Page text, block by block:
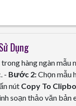
Dụng
hàng ngàn mẫu
- Bước 2:Chọn mẫu
nút Copy To
soạn thảo văn bản